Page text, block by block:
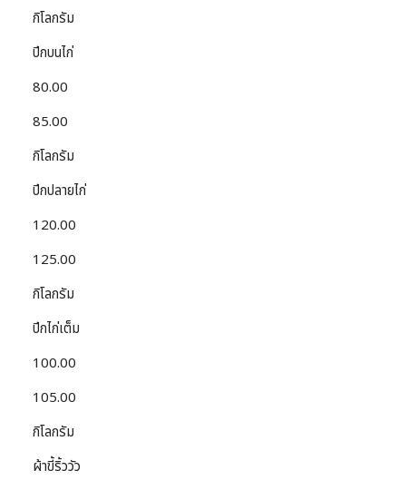
กิโลกรัม
ปีกบนไก่
80.00
85.00
กิโลกรัม
ปีกปลายไก่
120.00
125.00
กิโลกรัม
ปีกไก่เต็ม
100.00
105.00
กิโลกรัม
ผ้าขี้ริ้ววัว